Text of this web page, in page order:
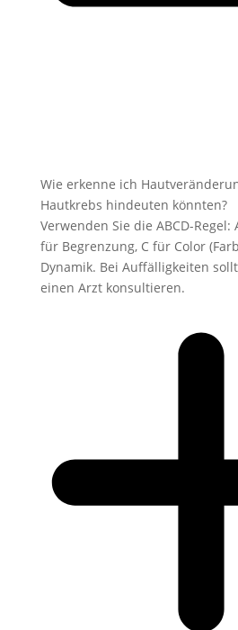
Wie erkenne ich
Hautkrebs hindeuten könnten?
Verwenden Sie die ABCD-
für Begrenzung, C für Color
Dynamik. Bei Auffälligkeiten
einen Arzt konsultieren.